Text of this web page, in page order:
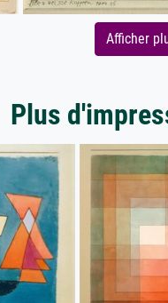
Afficher
Plus